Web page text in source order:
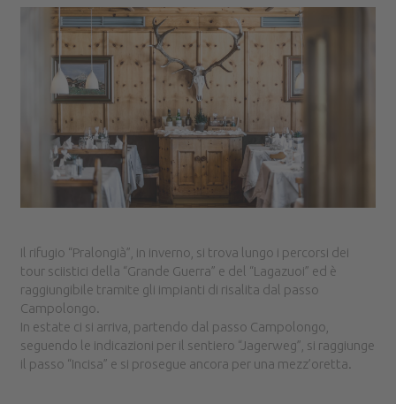
Il rifugio “Pralongià”, in inverno, si trova lungo i percorsi dei
tour sciistici della “Grande Guerra” e del “Lagazuoi” ed è
raggiungibile tramite gli impianti di risalita dal passo
Campolongo.
In estate ci si arriva, partendo dal passo Campolongo,
seguendo le indicazioni per il sentiero “Jagerweg”, si raggiunge
il passo “Incisa” e si prosegue ancora per una mezz’oretta.